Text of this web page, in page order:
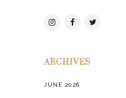
ARCHIVES
JUNE 2026